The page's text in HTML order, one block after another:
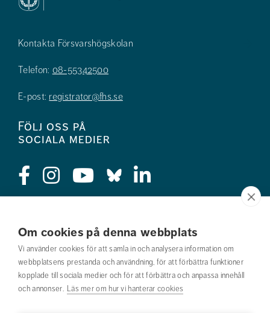
Om cookies på denna webbplats
Vi använder cookies för att samla in och analysera information om
webbplatsens prestanda och användning, för att förbättra funktioner
kopplade till sociala medier och för att förbättra och anpassa innehåll
och annonser. Läs mer om hur vi hanterar cookies
Kontakta Försvarshögskolan
Telefon: 08-55342500
E-post: registrator@fhs.se
Följ oss på
sociala medier
Jobba hos oss
Nyhetsbrev
Om webbplatsen